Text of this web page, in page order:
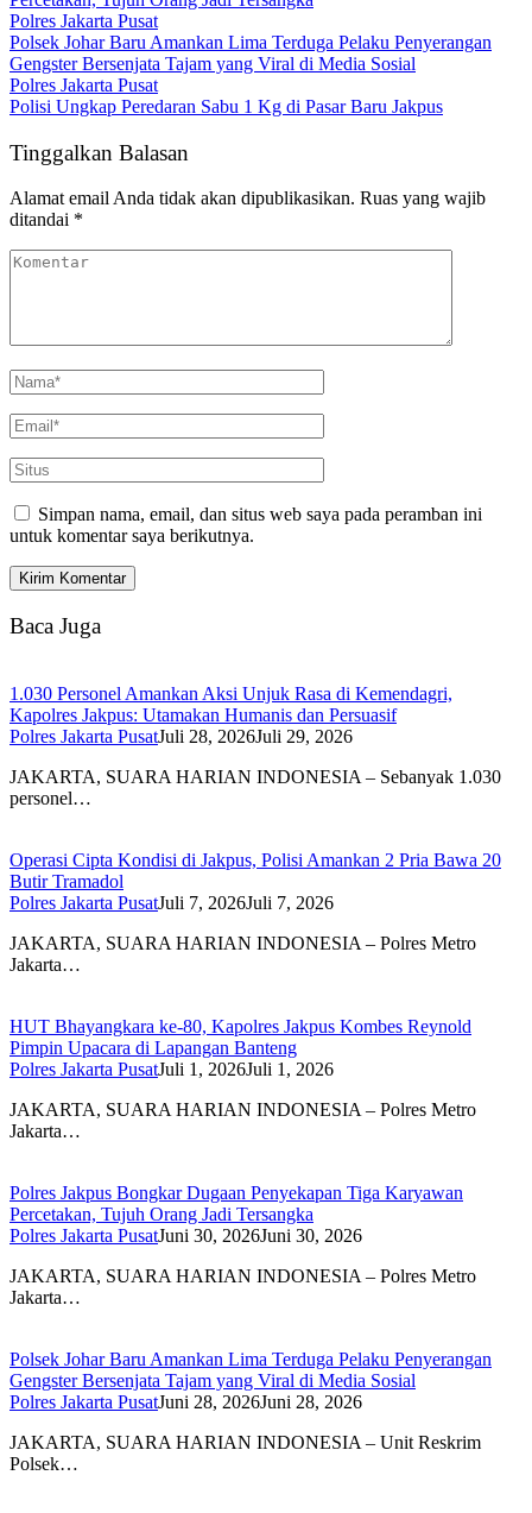
Polres Jakarta Pusat
Polsek Johar Baru Amankan Lima Terduga Pelaku Penyerangan
Gengster Bersenjata Tajam yang Viral di Media Sosial
Polres Jakarta Pusat
Polisi Ungkap Peredaran Sabu 1 Kg di Pasar Baru Jakpus
Tinggalkan Balasan
Alamat email Anda tidak akan dipublikasikan. Ruas yang wajib
ditandai *
Simpan nama, email, dan situs web saya pada peramban ini
untuk komentar saya berikutnya.
Baca Juga
1.030 Personel Amankan Aksi Unjuk Rasa di Kemendagri,
Kapolres Jakpus: Utamakan Humanis dan Persuasif
Polres Jakarta PusatJuli 28, 2026Juli 29, 2026
JAKARTA, SUARA HARIAN INDONESIA – Sebanyak 1.030
personel…
Operasi Cipta Kondisi di Jakpus, Polisi Amankan 2 Pria Bawa 20
Butir Tramadol
Polres Jakarta PusatJuli 7, 2026Juli 7, 2026
JAKARTA, SUARA HARIAN INDONESIA – Polres Metro
Jakarta…
HUT Bhayangkara ke-80, Kapolres Jakpus Kombes Reynold
Pimpin Upacara di Lapangan Banteng
Polres Jakarta PusatJuli 1, 2026Juli 1, 2026
JAKARTA, SUARA HARIAN INDONESIA – Polres Metro
Jakarta…
Polres Jakpus Bongkar Dugaan Penyekapan Tiga Karyawan
Percetakan, Tujuh Orang Jadi Tersangka
Polres Jakarta PusatJuni 30, 2026Juni 30, 2026
JAKARTA, SUARA HARIAN INDONESIA – Polres Metro
Jakarta…
Polsek Johar Baru Amankan Lima Terduga Pelaku Penyerangan
Gengster Bersenjata Tajam yang Viral di Media Sosial
Polres Jakarta PusatJuni 28, 2026Juni 28, 2026
JAKARTA, SUARA HARIAN INDONESIA – Unit Reskrim
Polsek…